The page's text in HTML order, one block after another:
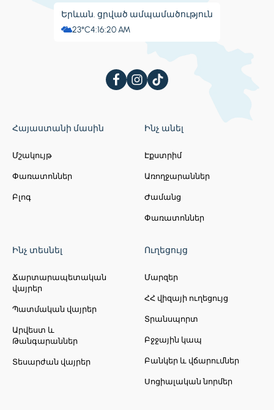
Երևան. ցրված ամպամածություն
23°C4:16:21 AM
Հայաստանի մասին
Մշակույթ
Փառատոններ
Բլոգ
Ինչ անել
Էքստրիմ
Առողջարաններ
Ժամանց
Փառատոններ
Ինչ տեսնել
Ճարտարապետական
վայրեր
Պատմական վայրեր
Արվեստ և
Թանգարաններ
Տեսարժան վայրեր
Ուղեցույց
Մարզեր
ՀՀ վիզայի ուղեցույց
Տրանսպորտ
Բջջային կապ
Բանկեր և վճարումներ
Սոցիալական նորմեր